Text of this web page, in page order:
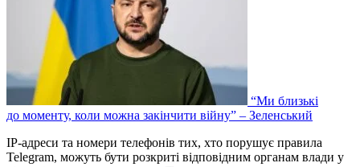
“Ми близькі
до моменту, коли можна закінчити війну” – Зеленський
IP-адреси та номери телефонів тих, хто порушує правила
Telegram, можуть бути розкриті відповідним органам влади у